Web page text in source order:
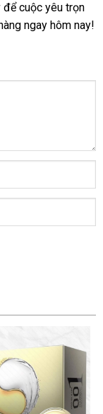
để cuộc yêu trọn
ngay hôm nay!